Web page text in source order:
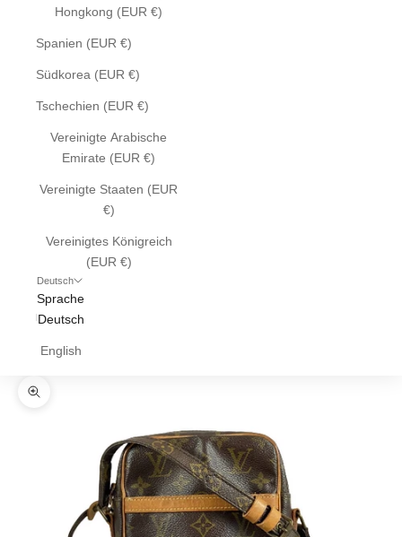
Hongkong (EUR €)
Spanien (EUR €)
Südkorea (EUR €)
Tschechien (EUR €)
Vereinigte Arabische
Emirate (EUR €)
Vereinigte Staaten (EUR
€)
Vereinigtes Königreich
(EUR €)
Deutsch
Sprache
Deutsch
English
Bild vergrößern